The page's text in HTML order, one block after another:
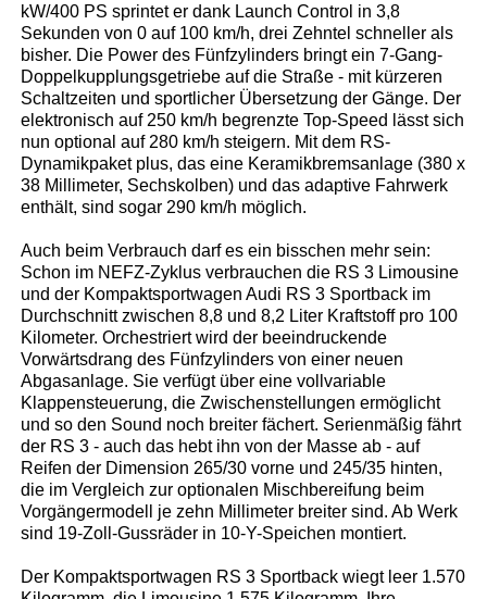
kW/400 PS sprintet er dank Launch Control in 3,8
Sekunden von 0 auf 100 km/h, drei Zehntel schneller als
bisher. Die Power des Fünfzylinders bringt ein 7-Gang-
Doppelkupplungsgetriebe auf die Straße - mit kürzeren
Schaltzeiten und sportlicher Übersetzung der Gänge. Der
elektronisch auf 250 km/h begrenzte Top-Speed lässt sich
nun optional auf 280 km/h steigern. Mit dem RS-
Dynamikpaket plus, das eine Keramikbremsanlage (380 x
38 Millimeter, Sechskolben) und das adaptive Fahrwerk
enthält, sind sogar 290 km/h möglich.
Auch beim Verbrauch darf es ein bisschen mehr sein:
Schon im NEFZ-Zyklus verbrauchen die RS 3 Limousine
und der Kompaktsportwagen Audi RS 3 Sportback im
Durchschnitt zwischen 8,8 und 8,2 Liter Kraftstoff pro 100
Kilometer. Orchestriert wird der beeindruckende
Vorwärtsdrang des Fünfzylinders von einer neuen
Abgasanlage. Sie verfügt über eine vollvariable
Klappensteuerung, die Zwischenstellungen ermöglicht
und so den Sound noch breiter fächert. Serienmäßig fährt
der RS 3 - auch das hebt ihn von der Masse ab - auf
Reifen der Dimension 265/30 vorne und 245/35 hinten,
die im Vergleich zur optionalen Mischbereifung beim
Vorgängermodell je zehn Millimeter breiter sind. Ab Werk
sind 19-Zoll-Gussräder in 10-Y-Speichen montiert.
Der Kompaktsportwagen RS 3 Sportback wiegt leer 1.570